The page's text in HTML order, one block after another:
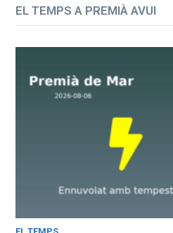
EL TEMPS A PREMIÀ AVUI